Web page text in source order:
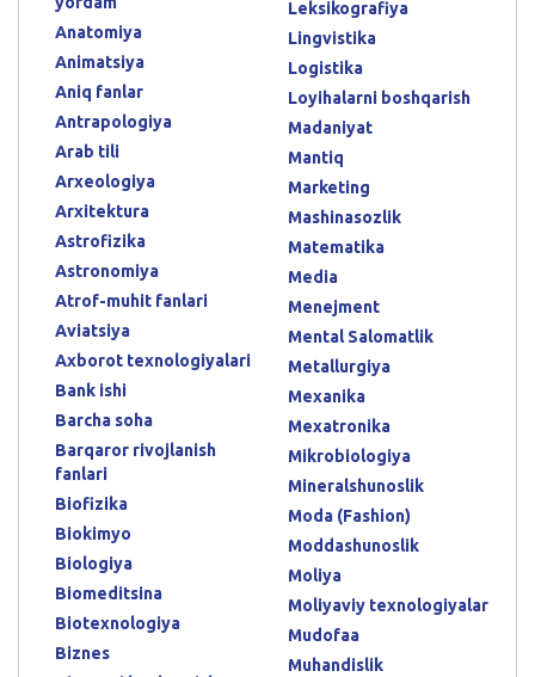
Anatomiya
Animatsiya
Aniq fanlar
Antrapologiya
Arab tili
Arxeologiya
Arxitektura
Astrofizika
Astronomiya
Atrof-muhit fanlari
Aviatsiya
Axborot texnologiyalari
Bank ishi
Barcha soha
Barqaror rivojlanish
fanlari
Biofizika
Biokimyo
Biologiya
Biomeditsina
Biotexnologiya
Biznes
Leksikografiya
Lingvistika
Logistika
Loyihalarni boshqarish
Madaniyat
Mantiq
Marketing
Mashinasozlik
Matematika
Media
Menejment
Mental Salomatlik
Metallurgiya
Mexanika
Mexatronika
Mikrobiologiya
Mineralshunoslik
Moda (Fashion)
Moddashunoslik
Moliya
Moliyaviy texnologiyalar
Mudofaa
Muhandislik